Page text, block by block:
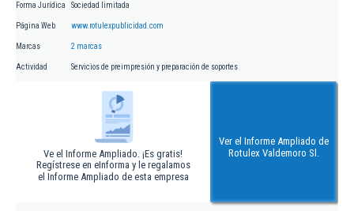
Forma Jurídica Sociedad limitada
Página Web www.rotulexpublicidad.com
Marcas 2 marcas
Actividad Servicios de preimpresión y preparación de soportes
Ve el Informe Ampliado. ¡Es gratis!
Regístrese en eInforma y le regalamos
el Informe Ampliado de esta empresa
Ver el Informe Ampliado de
Rotulex Valdemoro Sl.